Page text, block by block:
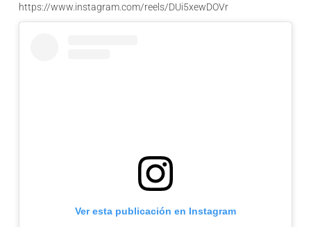
https://www.instagram.com/reels/DUi5xewDOVr
Ver esta publicación en Instagram